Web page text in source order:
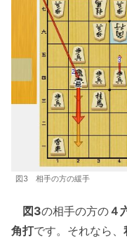
図3 相手の方の緩手
図3の相手の方の４
角打です。それなら、